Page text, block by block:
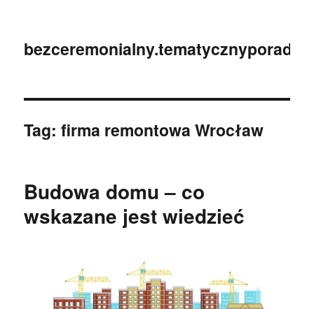
Tag:firma remontowa Wrocław
Budowa domu – co
wskazane jest wiedzieć